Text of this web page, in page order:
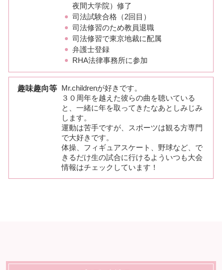
夜間大学院）修了
司法試験合格（2回目）
司法修習のため教員退職
司法修習で東京地裁に配属
弁護士登録
RHA法律事務所に参加
趣味趣向等
Mr.childrenが好きです。
３０周年を越えた彼らの曲を聴いている
と、一緒に年を取ってきたなあとしみじみ
します。
運動は苦手ですが、スポーツは観る方専門
で大好きです。
体操、フィギュアスケート、野球など、で
きるだけ生の試合に行けるよういつも大会
情報はチェックしています！